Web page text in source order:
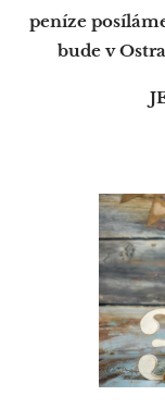
peníze
bude v